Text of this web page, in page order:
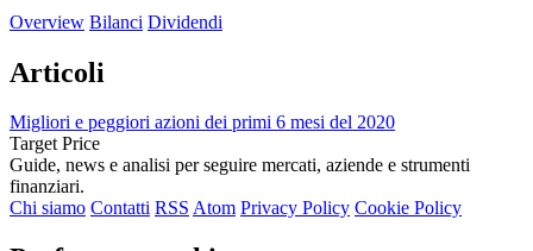
Overview Bilanci Dividendi
Articoli
Migliori e peggiori azioni dei primi 6 mesi del 2020
Target Price
Guide, news e analisi per seguire mercati, aziende e strumenti
finanziari.
Chi siamo Contatti RSS Atom Privacy Policy Cookie Policy